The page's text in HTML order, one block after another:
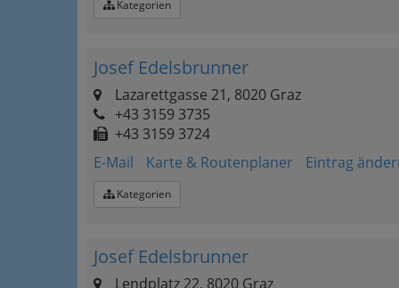
Kategorien
Josef Edelsbrunner
Lazarettgasse 21, 8020 Graz
+43 3159 3735
+43 3159 3724
E-Mail
Karte & Routenplaner Eintrag
Kategorien
Josef Edelsbrunner
Lendplatz 22, 8020 Graz